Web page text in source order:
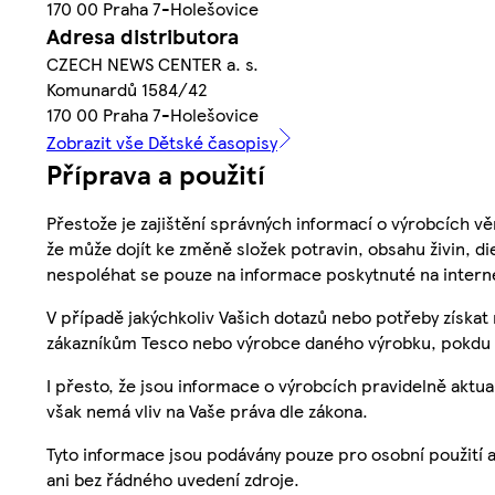
170 00 Praha 7-Holešovice
Adresa distributora
CZECH NEWS CENTER a. s.
Komunardů 1584/42
170 00 Praha 7-Holešovice
Zobrazit vše Dětské časopisy
Příprava a použití
Přestože je zajištění správných informací o výrobcích
že může dojít ke změně složek potravin, obsahu živin,
nespoléhat se pouze na informace poskytnuté na
V případě jakýchkoliv Vašich dotazů nebo potřeby
zákazníkům Tesco nebo výrobce daného výrobku,
I přesto, že jsou informace o výrobcích pravidelně
však nemá vliv na Vaše práva dle zákona.
Tyto informace jsou podávány pouze pro osobní
ani bez řádného uvedení zdroje.